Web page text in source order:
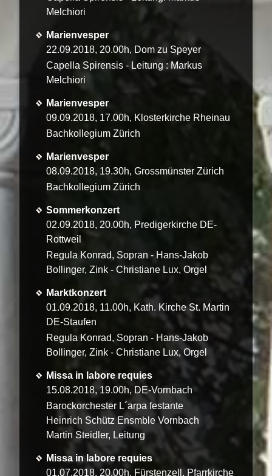
Melchiori
Marienvesper
22.09.2018, 20.00h, Dom zu Speyer
Capella Spirensis - Leitung : Markus
Melchiori
Marienvesper
09.09.2018, 17.00h, Klosterkirche Rheinau
Bachkollegium Zürich
Marienvesper
08.09.2018, 19.30h, Grossmünster Zürich
Bachkollegium Zürich
Sommerkonzert
02.09.2018, 20.00h, Predigerkirche DE-
Rottweil
Regula Konrad, Sopran - Hans-Jakob
Bollinger, Zink - Christiane Lux, Orgel
Marktkonzert
01.09.2018, 11.00h, Kath. Kirche St. Martin
DE-Staufen
Regula Konrad, Sopran - Hans-Jakob
Bollinger, Zink - Christiane Lux, Orgel
Missa in labore requies
15.08.2018, 19.00h, DE-Vornbach
Barockorchester L´arpa festante
Heinrich Schütz Ensmble Vornbach
Martin Steidler, Leitung
Missa in labore requies
01.07.2018, 20.00h, Fürstenzell, Pfarrkirche